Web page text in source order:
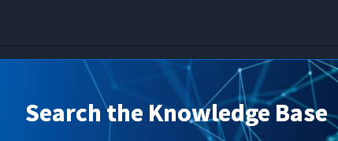
Search the Knowledge Base